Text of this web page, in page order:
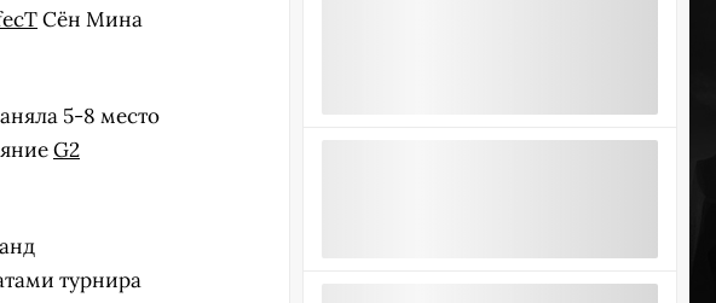
Сён Мина
5-8 место
G2
турнира